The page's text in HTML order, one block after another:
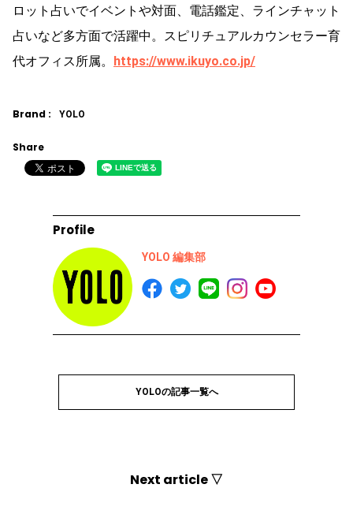
ロット占いでイベントや対面、電話鑑定、ラインチャット
占いなど多方面で活躍中。スピリチュアルカウンセラー育
代オフィス所属。 https://www.ikuyo.co.jp/
Brand : YOLO
Share
Profile
YOLO 編集部
YOLOの記事一覧へ
Next article ▽